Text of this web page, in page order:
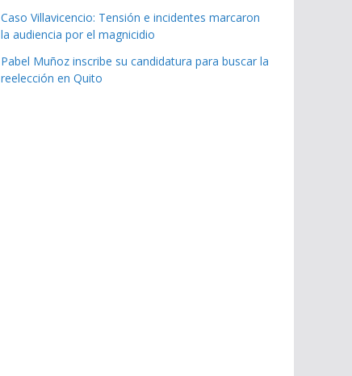
Caso Villavicencio: Tensión e incidentes marcaron
la audiencia por el magnicidio
Pabel Muñoz inscribe su candidatura para buscar la
reelección en Quito